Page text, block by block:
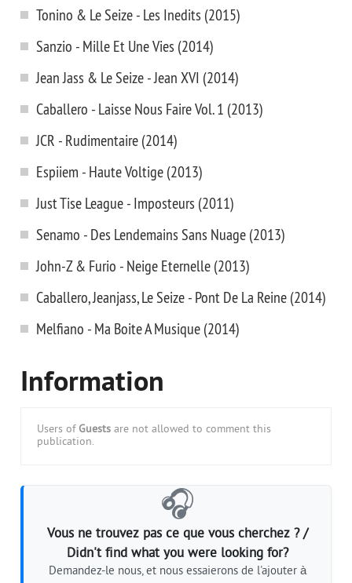
Tonino & Le Seize - Les Inedits (2015)
Sanzio - Mille Et Une Vies (2014)
Jean Jass & Le Seize - Jean XVI (2014)
Caballero - Laisse Nous Faire Vol. 1 (2013)
JCR - Rudimentaire (2014)
Espiiem - Haute Voltige (2013)
Just Tise League - Imposteurs (2011)
Senamo - Des Lendemains Sans Nuage (2013)
John-Z & Furio - Neige Eternelle (2013)
Caballero, Jeanjass, Le Seize - Pont De La Reine (2014)
Melfiano - Ma Boite A Musique (2014)
Information
Users of Guests are not allowed to comment this
publication.
🎧
Vous ne trouvez pas ce que vous cherchez ? /
Didn't find what you were looking for?
Demandez-le nous, et nous essaierons de l'ajouter à